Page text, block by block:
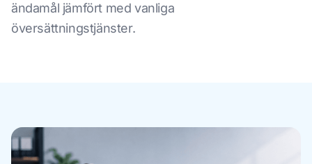
ändamål jämfört med vanliga
översättningstjänster.